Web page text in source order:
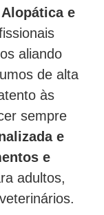
e
aliando
de alta
às
sempre
e
e
adultos,